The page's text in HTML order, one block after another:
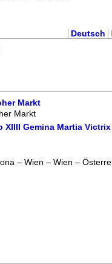
Deutsch
Markt
Markt
Gemina Martia Victrix
– Wien – Wien –